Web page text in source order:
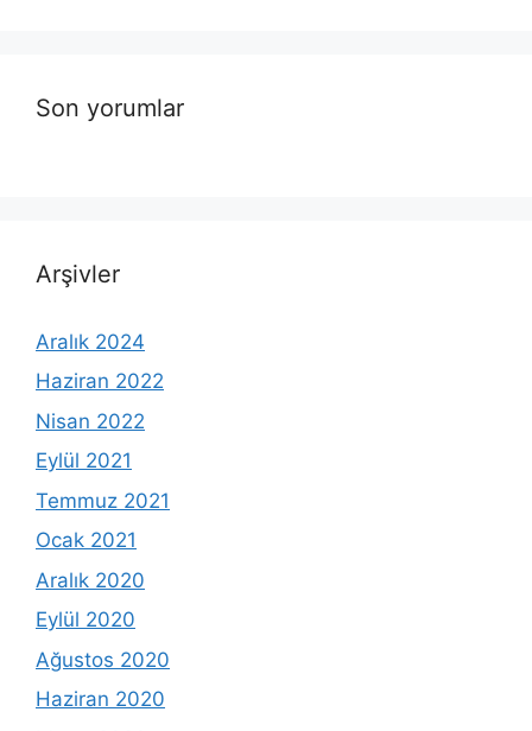
Son yorumlar
Arşivler
Aralık 2024
Haziran 2022
Nisan 2022
Eylül 2021
Temmuz 2021
Ocak 2021
Aralık 2020
Eylül 2020
Ağustos 2020
Haziran 2020